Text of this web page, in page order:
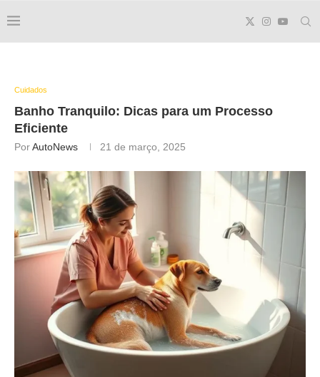
Cuidados
Banho Tranquilo: Dicas para um Processo
Eficiente
PorAutoNews 21 de março, 2025